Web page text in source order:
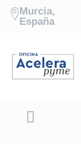
Murcia,
España